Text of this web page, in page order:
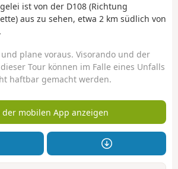
ist von der D108 (Richtung
aus zu sehen, etwa 2 km südlich von
plane voraus. Visorando und der
Tour können im Falle eines Unfalls
haftbar gemacht werden.
der mobilen App anzeigen